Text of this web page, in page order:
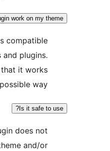
Will the plugin work on my
Yes, this plugin is compatible
with all themes and plugins.
You can be sure that it works
in the best possible way.
Yes, the plugin does not
modify the theme and/or